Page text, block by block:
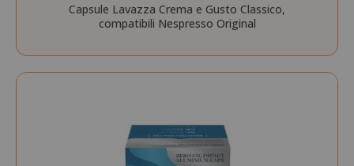
Capsule Lavazza Crema e Gusto Classico,
compatibili Nespresso Original